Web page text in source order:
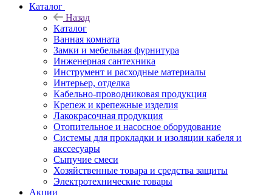
Каталог
Назад
Каталог
Ванная комната
Замки и мебельная фурнитура
Инженерная сантехника
Инструмент и расходные материалы
Интерьер, отделка
Кабельно-проводниковая продукция
Крепеж и крепежные изделия
Лакокрасочная продукция
Отопительное и насосное оборудование
Системы для прокладки и изоляции кабеля и
акссесуары
Сыпучие смеси
Хозяйственные товара и средства защиты
Электротехнические товары
Акции